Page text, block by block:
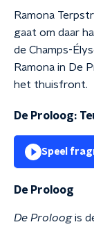
Ramona
gaat om daar
de Champs-
Ramona in De
het thuisfront.
De Proloog:
Speel
De Proloog
De Proloogis